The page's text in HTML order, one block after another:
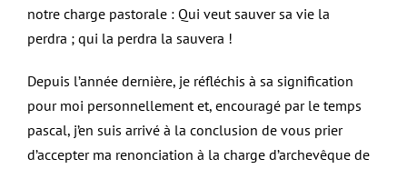
notre charge pastorale : Qui veut sauver sa vie la
perdra ; qui la perdra la sauvera !
Depuis l’année dernière, je réfléchis à sa signification
pour moi personnellement et, encouragé par le temps
pascal, j’en suis arrivé à la conclusion de vous prier
d’accepter ma renonciation à la charge d’archevêque de